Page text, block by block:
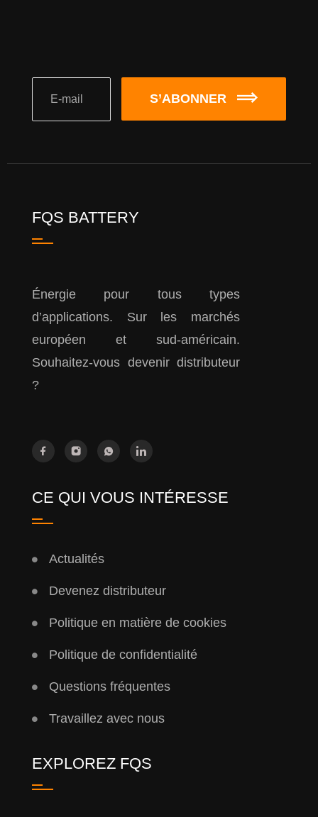
S’ABONNER
FQS BATTERY
Énergie pour tous types
d’applications. Sur les marchés
européen et sud-américain.
Souhaitez-vous devenir distributeur
?
CE QUI VOUS INTÉRESSE
Actualités
Devenez distributeur
Politique en matière de cookies
Politique de confidentialité
Questions fréquentes
Travaillez avec nous
EXPLOREZ FQS